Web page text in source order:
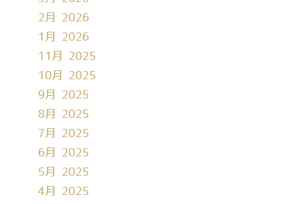
2月 2026
1月 2026
11月 2025
10月 2025
9月 2025
8月 2025
7月 2025
6月 2025
5月 2025
4月 2025